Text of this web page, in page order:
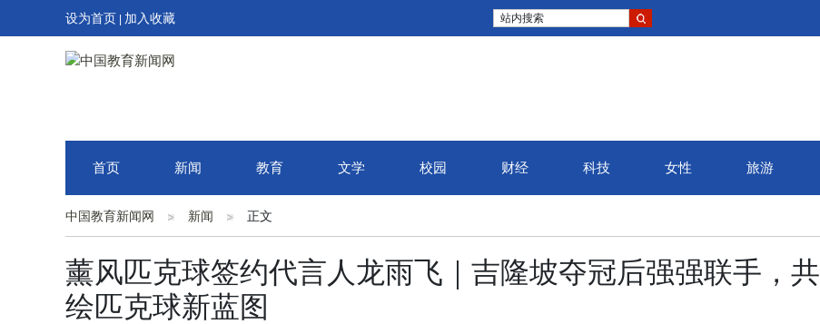
设为首页 加入收藏 站内搜索
首页 新闻 教育 文学 校园 财经 科技 女性 旅游
中国教育新闻网 新闻 正文
薰风匹克球签约代言人龙雨飞｜吉隆坡夺冠后强强联手，共
绘匹克球新蓝图